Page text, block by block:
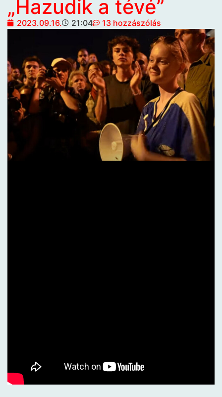
„Hazudik a tévé”
2023.09.16. 21:04 13 hozzászólás